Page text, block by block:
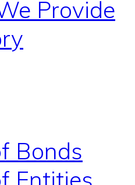
Provide
Bonds